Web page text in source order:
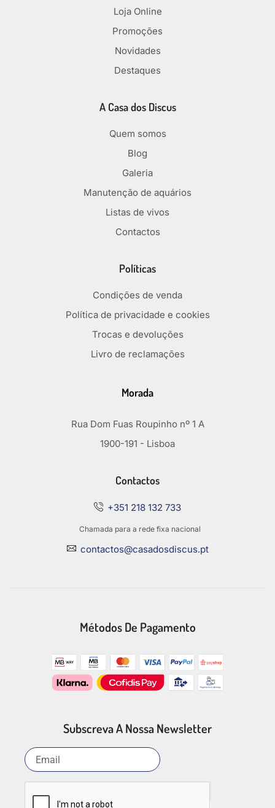
Loja Online
Promoções
Novidades
Destaques
A Casa dos Discus
Quem somos
Blog
Galeria
Manutenção de aquários
Listas de vivos
Contactos
Políticas
Condições de venda
Política de privacidade e cookies
Trocas e devoluções
Livro de reclamações
Morada
Rua Dom Fuas Roupinho nº 1 A
1900-191 - Lisboa
Contactos
+351 218 132 733
Chamada para a rede fixa nacional
contactos@casadosdiscus.pt
Métodos De Pagamento
Subscreva A Nossa Newsletter